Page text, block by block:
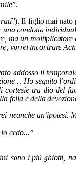
”.
”). Il figlio mai nato
una condotta
ma un
vorrei incontrare
addosso il
Ho seguito
tra dio del
folla e della
neanche
cedo...”
sono i più ghiotti,